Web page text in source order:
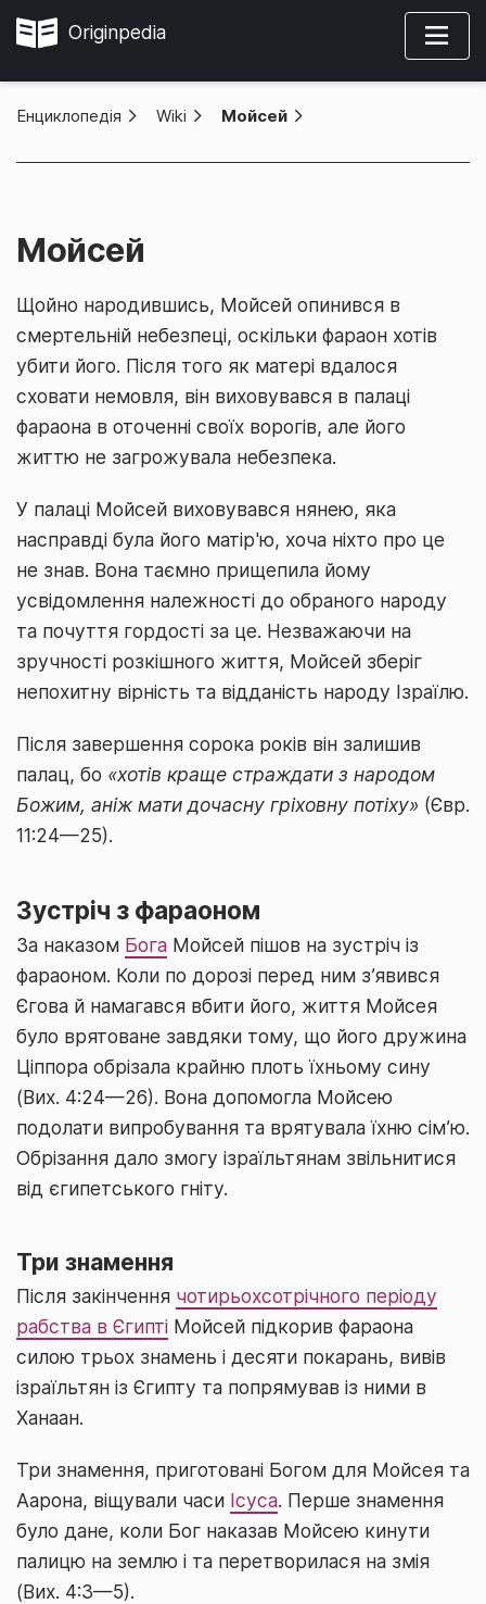
Originpedia
Енциклопедія Wiki Мойсей
Мойсей
Щойно народившись, Мойсей опинився в
смертельній небезпеці, оскільки фараон хотів
убити його. Після того як матері вдалося
сховати немовля, він виховувався в палаці
фараона в оточенні своїх ворогів, але його
життю не загрожувала небезпека.
У палаці Мойсей виховувався нянею, яка
насправді була його матір'ю, хоча ніхто про це
не знав. Вона таємно прищепила йому
усвідомлення належності до обраного народу
та почуття гордості за це. Незважаючи на
зручності розкішного життя, Мойсей зберіг
непохитну вірність та відданість народу Ізраїлю.
Після завершення сорока років він залишив
палац, бо «хотів краще страждати з народом
Божим, аніж мати дочасну гріховну потіху» (Євр.
11:24—25).
Зустріч з фараоном
За наказом Бога Мойсей пішов на зустріч із
фараоном. Коли по дорозі перед ним з’явився
Єгова й намагався вбити його, життя Мойсея
було врятоване завдяки тому, що його дружина
Ціппора обрізала крайню плоть їхньому сину
(Вих. 4:24—26). Вона допомогла Мойсею
подолати випробування та врятувала їхню сім’ю.
Обрізання дало змогу ізраїльтянам звільнитися
від єгипетського гніту.
Три знамення
Після закінчення чотирьохсотрічного періоду
рабства в Єгипті Мойсей підкорив фараона
силою трьох знамень і десяти покарань, вивів
ізраїльтян із Єгипту та попрямував із ними в
Ханаан.
Три знамення, приготовані Богом для Мойсея та
Аарона, віщували часи Ісуса. Перше знамення
було дане, коли Бог наказав Мойсею кинути
палицю на землю і та перетворилася на змія
(Вих. 4:3—5).